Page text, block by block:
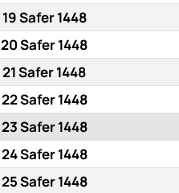
19 Safer 1448
20 Safer 1448
21 Safer 1448
22 Safer 1448
23 Safer 1448
24 Safer 1448
25 Safer 1448